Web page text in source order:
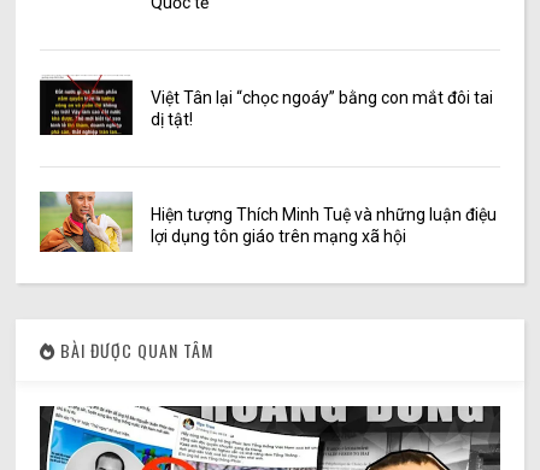
Việt Tân lại “chọc ngoáy” bằng con mắt đôi tai
dị tật!
Hiện tượng Thích Minh Tuệ và những luận điệu
lợi dụng tôn giáo trên mạng xã hội
BÀI ĐƯỢC QUAN TÂM